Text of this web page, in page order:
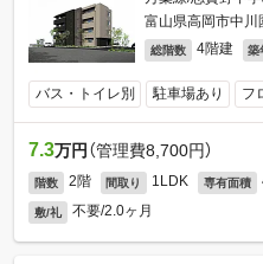
富山県高岡市中川
総階数 4階建 築
バス・トイレ別 駐車場あり フ
7.3万円 （管理費8,700円）
階数 2階 間取り 1LDK 専有面積
敷/礼 不要/2.0ヶ月